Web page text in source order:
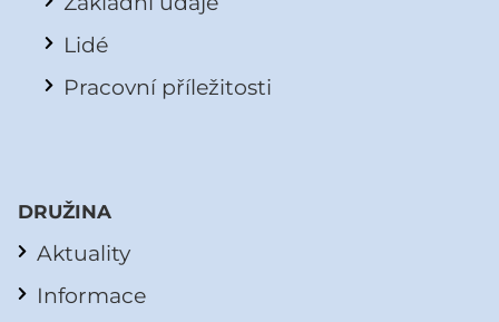
Lidé
Pracovní příležitosti
DRUŽINA
Aktuality
Informace